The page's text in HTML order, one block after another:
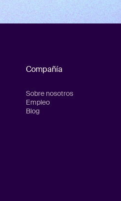
Compañía
Sobre nosotros
Empleo
Blog